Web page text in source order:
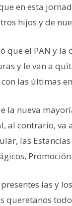
en esta
hijos y de
que el PAN y
y le van a
las últimas
la nueva
al contrario, va
las
las y
queretanos